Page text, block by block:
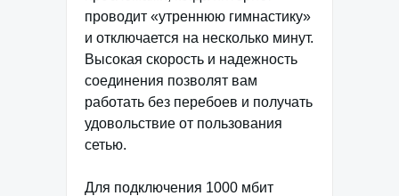
проводит «утреннюю гимнастику»
и отключается на несколько минут.
Высокая скорость и надежность
соединения позволят вам
работать без перебоев и получать
удовольствие от пользования
сетью.
Для подключения 1000 мбит